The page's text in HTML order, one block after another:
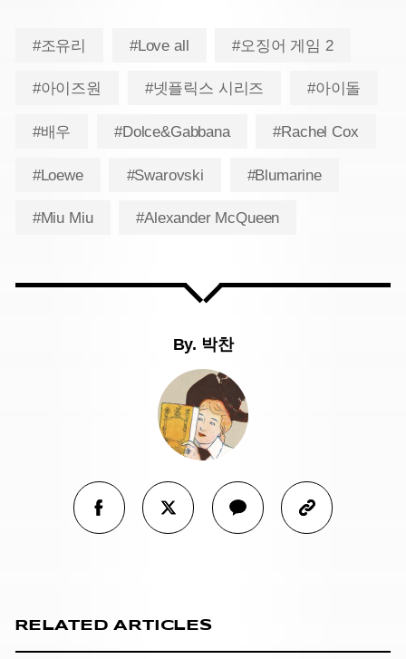
#조유리 #Love all #오징어 게임 2
#아이즈원 #넷플릭스 시리즈 #아이돌
#배우 #Dolce&Gabbana #Rachel Cox
#Loewe #Swarovski #Blumarine
#Miu Miu #Alexander McQueen
By. 박찬
RELATED ARTICLES